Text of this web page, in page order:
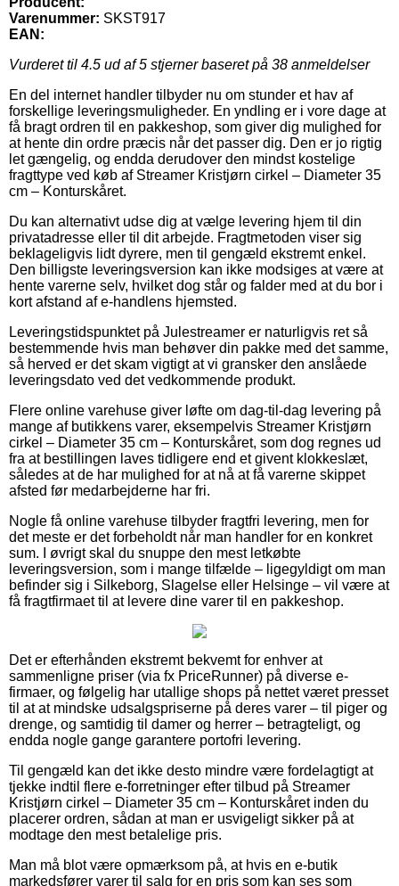
Varenummer: SKST917
EAN:
Vurderet til 4.5 ud af 5 stjerner baseret på 38 anmeldelser
En del internet handler tilbyder nu om stunder et hav af
forskellige leveringsmuligheder. En yndling er i vore dage at
få bragt ordren til en pakkeshop, som giver dig mulighed for
at hente din ordre præcis når det passer dig. Den er jo rigtig
let gængelig, og endda derudover den mindst kostelige
fragttype ved køb af Streamer Kristjørn cirkel – Diameter 35
cm – Konturskåret.
Du kan alternativt udse dig at vælge levering hjem til din
privatadresse eller til dit arbejde. Fragtmetoden viser sig
beklageligvis lidt dyrere, men til gengæld ekstremt enkel.
Den billigste leveringsversion kan ikke modsiges at være at
hente varerne selv, hvilket dog står og falder med at du bor i
kort afstand af e-handlens hjemsted.
Leveringstidspunktet på Julestreamer er naturligvis ret så
bestemmende hvis man behøver din pakke med det samme,
så herved er det skam vigtigt at vi gransker den anslåede
leveringsdato ved det vedkommende produkt.
Flere online varehuse giver løfte om dag-til-dag levering på
mange af butikkens varer, eksempelvis Streamer Kristjørn
cirkel – Diameter 35 cm – Konturskåret, som dog regnes ud
fra at bestillingen laves tidligere end et givent klokkeslæt,
således at de har mulighed for at nå at få varerne skippet
afsted før medarbejderne har fri.
Nogle få online varehuse tilbyder fragtfri levering, men for
det meste er det forbeholdt når man handler for en konkret
sum. I øvrigt skal du snuppe den mest letkøbte
leveringsversion, som i mange tilfælde – ligegyldigt om man
befinder sig i Silkeborg, Slagelse eller Helsinge – vil være at
få fragtfirmaet til at levere dine varer til en pakkeshop.
Det er efterhånden ekstremt bekvemt for enhver at
sammenligne priser (via fx PriceRunner) på diverse e-
firmaer, og følgelig har utallige shops på nettet været presset
til at at mindske udsalgspriserne på deres varer – til piger og
drenge, og samtidig til damer og herrer – betragteligt, og
endda nogle gange garantere portofri levering.
Til gengæld kan det ikke desto mindre være fordelagtigt at
tjekke indtil flere e-forretninger efter tilbud på Streamer
Kristjørn cirkel – Diameter 35 cm – Konturskåret inden du
placerer ordren, sådan at man er usvigeligt sikker på at
modtage den mest betalelige pris.
Man må blot være opmærksom på, at hvis en e-butik
markedsfører varer til salg for en pris som kan ses som